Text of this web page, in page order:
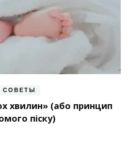
СОВЕТЫ
хвилин» (або принцип
піску)